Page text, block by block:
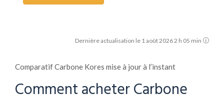
Dernière actualisation le 1 août 2026 2 h 05 min
Comparatif Carbone Kores mise à jour à l’instant
Comment acheter Carbone